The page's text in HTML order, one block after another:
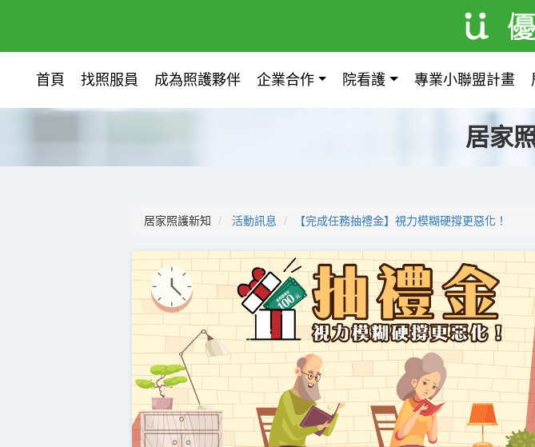
首頁 找照服員 成為照護夥伴 企業合作 院看護 專業小聯盟計畫
居家
居家照護新知 活動訊息 【完成任務抽禮金】視力模糊硬撐更惡化！